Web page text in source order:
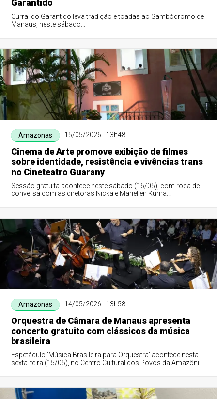
Garantido
Curral do Garantido leva tradição e toadas ao Sambódromo de
Manaus, neste sábado...
Amazonas 15/05/2026 - 13h48
Cinema de Arte promove exibição de filmes
sobre identidade, resistência e vivências trans
no Cineteatro Guarany
Sessão gratuita acontece neste sábado (16/05), com roda de
conversa com as diretoras Nicka e Mariellen Kuma...
Amazonas 14/05/2026 - 13h58
Orquestra de Câmara de Manaus apresenta
concerto gratuito com clássicos da música
brasileira
Espetáculo ‘Música Brasileira para Orquestra’ acontece nesta
sexta-feira (15/05), no Centro Cultural dos Povos da Amazônia,